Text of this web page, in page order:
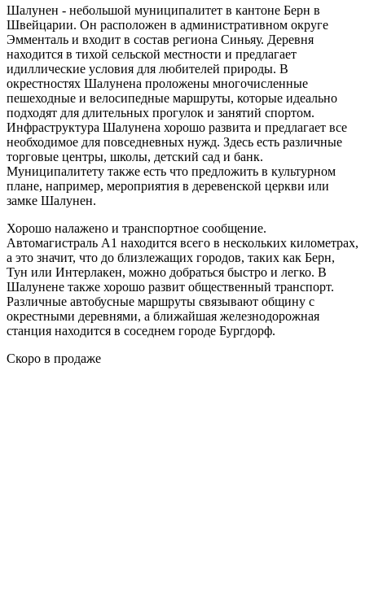
Шалунен - небольшой муниципалитет в кантоне Берн в
Швейцарии. Он расположен в административном округе
Эмменталь и входит в состав региона Синьяу. Деревня
находится в тихой сельской местности и предлагает
идиллические условия для любителей природы. В
окрестностях Шалунена проложены многочисленные
пешеходные и велосипедные маршруты, которые идеально
подходят для длительных прогулок и занятий спортом.
Инфраструктура Шалунена хорошо развита и предлагает все
необходимое для повседневных нужд. Здесь есть различные
торговые центры, школы, детский сад и банк.
Муниципалитету также есть что предложить в культурном
плане, например, мероприятия в деревенской церкви или
замке Шалунен.
Хорошо налажено и транспортное сообщение.
Автомагистраль A1 находится всего в нескольких километрах,
а это значит, что до близлежащих городов, таких как Берн,
Тун или Интерлакен, можно добраться быстро и легко. В
Шалунене также хорошо развит общественный транспорт.
Различные автобусные маршруты связывают общину с
окрестными деревнями, а ближайшая железнодорожная
станция находится в соседнем городе Бургдорф.
Скоро в продаже